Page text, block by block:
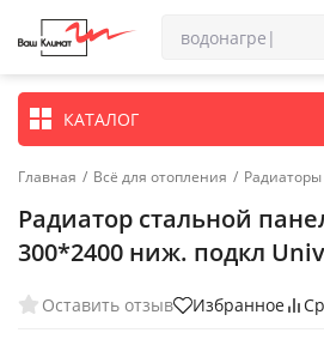
КАТАЛОГ
Главная / Всё для отопления /
Радиатор стальной
300*2400 ниж. подкл
Оставить отзыв Избранное